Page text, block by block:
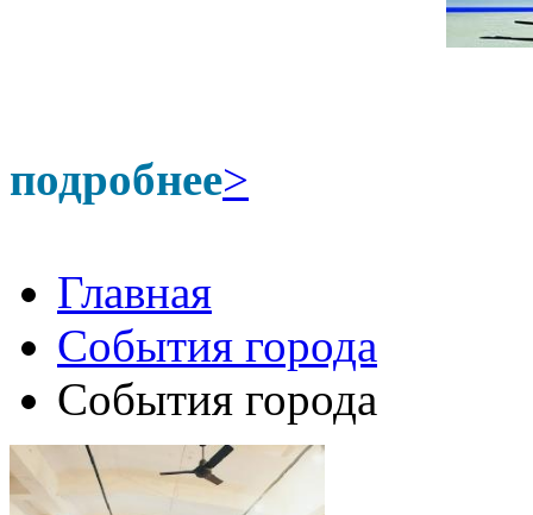
подробнее>
Главная
События города
События города